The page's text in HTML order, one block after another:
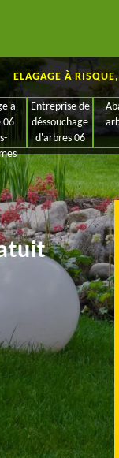
ELAGAGE À
à
06
Entreprise de
déssouchage
d'arbres 06